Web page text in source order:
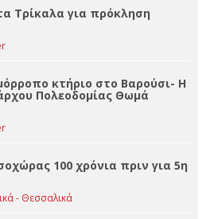
τον ΣΥΡΙΖΑ ο Δημήτρης
- Θεσσαλικά
Τρίκαλα για πρόκληση
Πολεοδομίας Θωμά